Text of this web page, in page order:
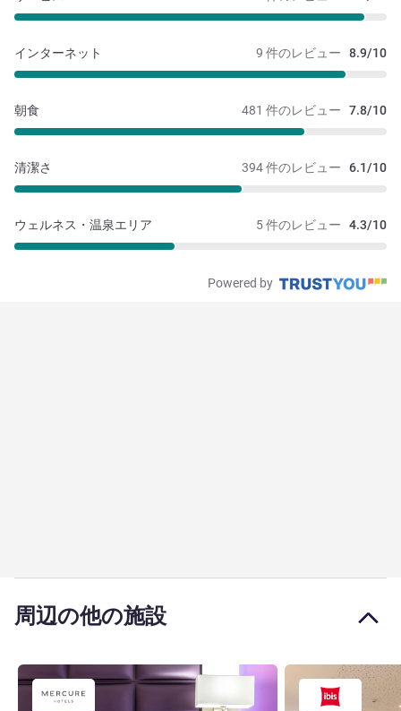
9 件のレビュー 8.9/10
インターネット
481 件のレビュー 7.8/10
朝食
394 件のレビュー 6.1/10
清潔さ
5 件のレビュー 4.3/10
ウェルネス・温泉エリア
Powered by
周辺の他の施設